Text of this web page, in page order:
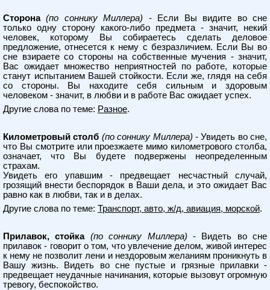
Сторона (по соннику Миллера) - Если Вы видите во сне
только одну сторону какого-либо предмета - значит, некий
человек, которому Вы собираетесь сделать деловое
предложение, отнесется к нему с безразличием. Если Вы во
сне взираете со стороны на собственные мучения - значит,
Вас ожидает множество неприятностей по работе, которые
станут испытанием Вашей стойкости. Если же, глядя на себя
со стороны. Вы находите себя сильным и здоровым
человеком - значит, в любви и в работе Вас ожидает успех.
Другие слова по теме: Разное.
Километровый столб (по соннику Миллера) - Увидеть во сне,
что Вы смотрите или проезжаете мимо километрового столба,
означает, что Вы будете подвержены неопределенным
страхам.
Увидеть его упавшим - предвещает несчастный случай,
грозящий внести беспорядок в Ваши дела, и это ожидает Вас
равно как в любви, так и в делах.
Другие слова по теме: Транспорт, авто, ж/д, авиация, морской.
Прилавок, стойка (по соннику Миллера) - Видеть во сне
прилавок - говорит о том, что увлечение делом, живой интерес
к нему не позволит лени и нездоровым желаниям проникнуть в
Вашу жизнь. Видеть во сне пустые и грязные прилавки -
предвещает неудачные начинания, которые вызовут огромную
тревогу, беспокойство.